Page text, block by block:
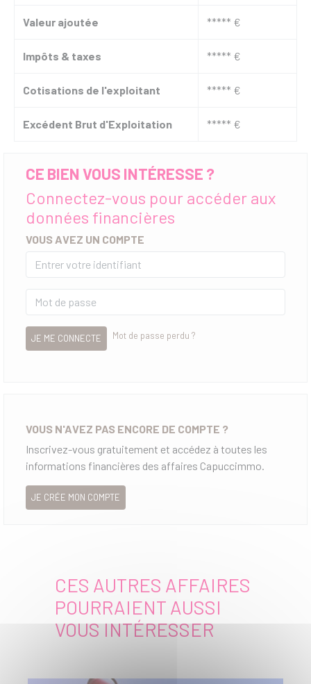
Valeur ajoutée ***** €
Impôts & taxes ***** €
Cotisations de l'exploitant ***** €
Excédent Brut d'Exploitation ***** €
CE BIEN VOUS INTÉRESSE ?
Connectez-vous pour accéder aux
données financières
VOUS AVEZ UN COMPTE
JE ME CONNECTE Mot de passe perdu ?
VOUS N'AVEZ PAS ENCORE DE COMPTE ?
Inscrivez-vous gratuitement et accédez à toutes les
informations financières des affaires Capuccimmo.
JE CRÉE MON COMPTE
CES AUTRES AFFAIRES
POURRAIENT AUSSI
VOUS INTÉRESSER